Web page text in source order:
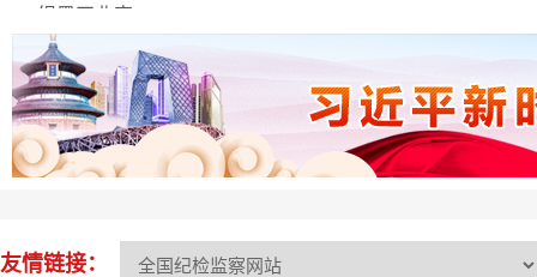
绳墨正曲直
友情链接：